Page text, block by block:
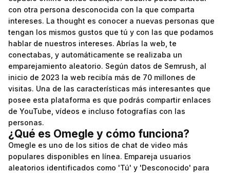
con otra persona desconocida con la que comparta
intereses. La thought es conocer a nuevas personas que
tengan los mismos gustos que tú y con las que podamos
hablar de nuestros intereses. Abrías la web, te
conectabas, y automáticamente se realizaba un
emparejamiento aleatorio. Según datos de Semrush, al
inicio de 2023 la web recibía más de 70 millones de
visitas. Una de las características más interesantes que
posee esta plataforma es que podrás compartir enlaces
de YouTube, vídeos e incluso fotografías con las
personas.
¿Qué es Omegle y cómo funciona?
Omegle es uno de los sitios de chat de video más
populares disponibles en línea. Empareja usuarios
aleatorios identificados como 'Tú' y 'Desconocido' para